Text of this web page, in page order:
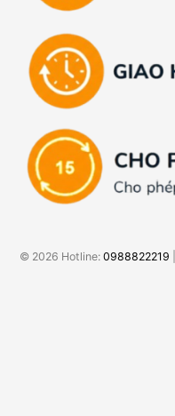
© 2026 Hotline: 0988822219